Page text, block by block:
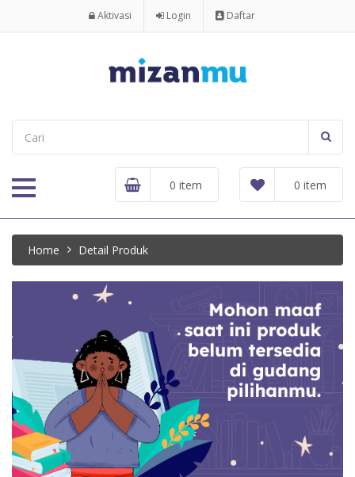
Aktivasi Login Daftar
0 item
0 item
Home Detail Produk